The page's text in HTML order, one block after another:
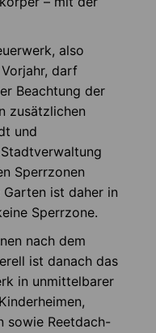
also
darf
Beachtung der
zusätzlichen
und
Sperrzonen
ist daher in
Sperrzone.
nach dem
ist danach das
in unmittelbarer
sowie Reetdach-